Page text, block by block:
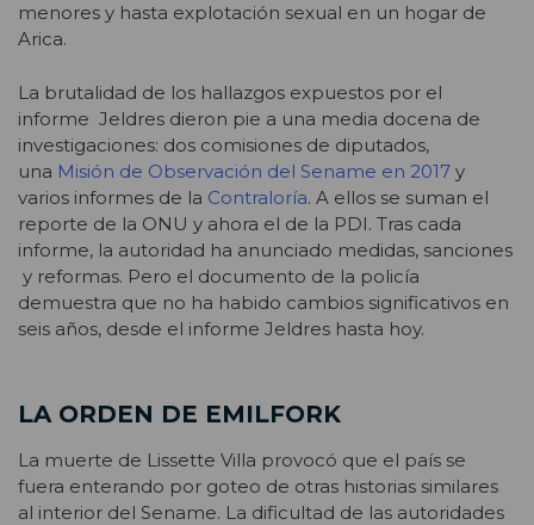
menores y hasta explotación sexual en un hogar de
Arica.
La brutalidad de los hallazgos expuestos por el
informe Jeldres dieron pie a una media docena de
investigaciones: dos comisiones de diputados,
una Misión de Observación del Sename en 2017 y
varios informes de la Contraloría. A ellos se suman el
reporte de la ONU y ahora el de la PDI. Tras cada
informe, la autoridad ha anunciado medidas, sanciones
y reformas. Pero el documento de la policía
demuestra que no ha habido cambios significativos en
seis años, desde el informe Jeldres hasta hoy.
LA ORDEN DE EMILFORK
La muerte de Lissette Villa provocó que el país se
fuera enterando por goteo de otras historias similares
al interior del Sename. La dificultad de las autoridades